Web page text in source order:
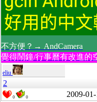
不方便？→ AndCamera
覺得鬧鐘/行事曆有改進
eliu
2
0 0 2009-